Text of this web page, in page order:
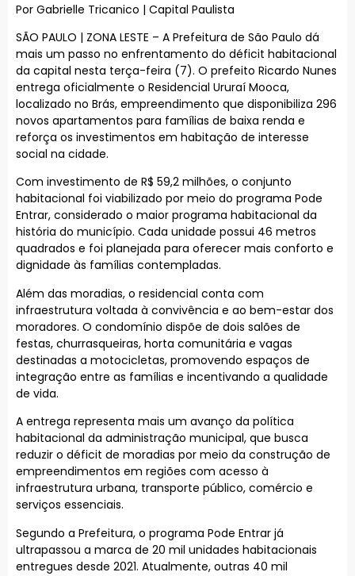
Por Gabrielle Tricanico | Capital Paulista
SÃO PAULO | ZONA LESTE – A Prefeitura de São Paulo dá
mais um passo no enfrentamento do déficit habitacional
da capital nesta terça-feira (7). O prefeito Ricardo Nunes
entrega oficialmente o Residencial Ururaí Mooca,
localizado no Brás, empreendimento que disponibiliza 296
novos apartamentos para famílias de baixa renda e
reforça os investimentos em habitação de interesse
social na cidade.
Com investimento de R$ 59,2 milhões, o conjunto
habitacional foi viabilizado por meio do programa Pode
Entrar, considerado o maior programa habitacional da
história do município. Cada unidade possui 46 metros
quadrados e foi planejada para oferecer mais conforto e
dignidade às famílias contempladas.
Além das moradias, o residencial conta com
infraestrutura voltada à convivência e ao bem-estar dos
moradores. O condomínio dispõe de dois salões de
festas, churrasqueiras, horta comunitária e vagas
destinadas a motocicletas, promovendo espaços de
integração entre as famílias e incentivando a qualidade
de vida.
A entrega representa mais um avanço da política
habitacional da administração municipal, que busca
reduzir o déficit de moradias por meio da construção de
empreendimentos em regiões com acesso à
infraestrutura urbana, transporte público, comércio e
serviços essenciais.
Segundo a Prefeitura, o programa Pode Entrar já
ultrapassou a marca de 20 mil unidades habitacionais
entregues desde 2021. Atualmente, outras 40 mil